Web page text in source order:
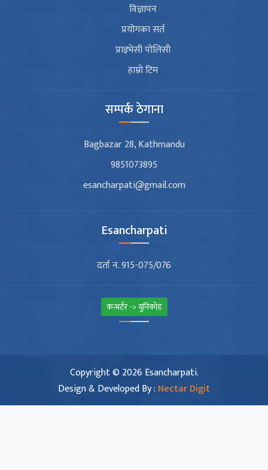
विज्ञापन
प्रयोगका सर्त
प्राइभेसी पोलिसी
हाम्रो टिम
सम्पर्क ठेगाना
Bagbazar 28, Kathmandu
9851073895
esancharpati@gmail.com
Esancharpati
दर्ता न. 915-075/076
कन्भर्टर -> युनिकोड
Copyright © 2026 Esancharpati.
Design & Developed By : Nectar Digit